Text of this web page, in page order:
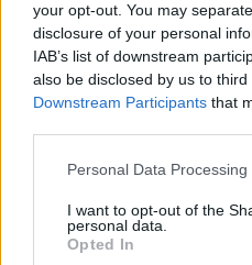
your opt-out. You may
disclosure of your personal
IAB’s list of downstream
also be disclosed by us to
Downstream Participants that
Please note that this website/
not limited to your visit or
grant or deny consent to
use your data for below
Personal Data
I want to opt-out of the
personal data.
Opted In
Vidoser cierra una